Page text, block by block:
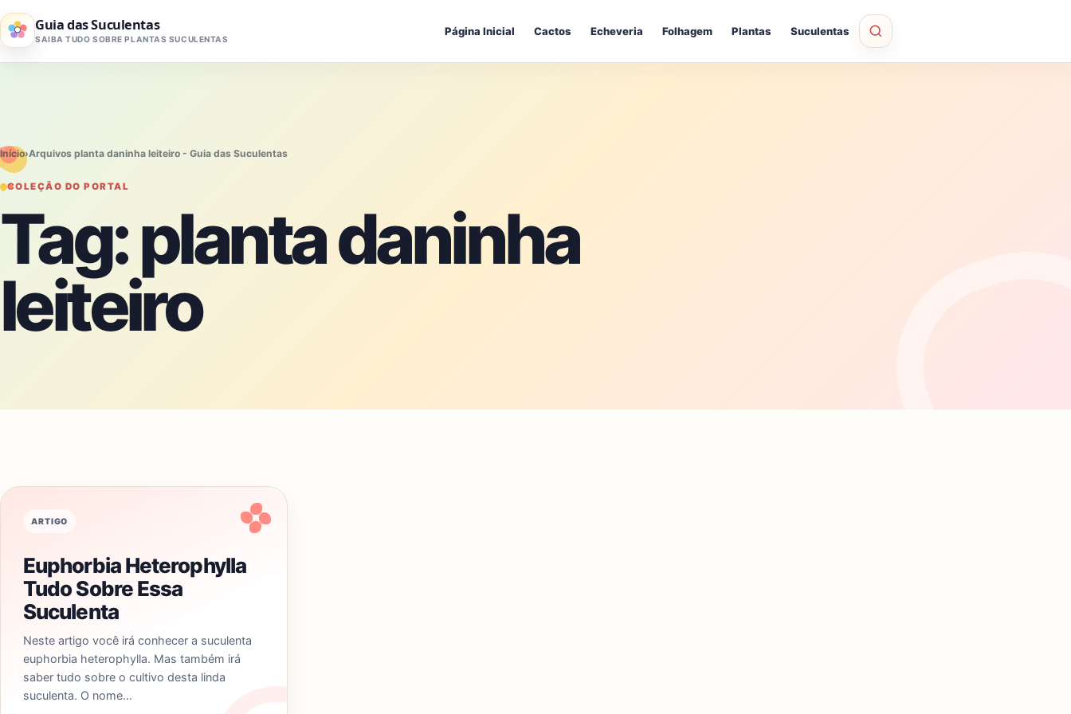
Pular para o conteúdo
Guia das Suculentas
SAIBA TUDO SOBRE PLANTAS SUCULENTAS
Página Inicial Cactos Echeveria Folhagem Plantas Suculentas
Início›Arquivos planta daninha leiteiro - Guia das Suculentas
COLEÇÃO DO PORTAL
Tag:planta daninha
leiteiro
ARTIGO
Euphorbia Heterophylla
Tudo Sobre Essa
Suculenta
Neste artigo você irá conhecer a suculenta
euphorbia heterophylla. Mas também irá
saber tudo sobre o cultivo desta linda
suculenta. O nome…